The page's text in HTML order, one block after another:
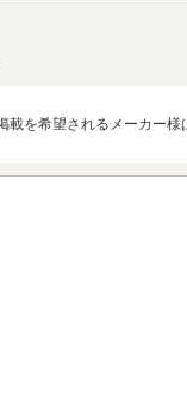
載を希望されるメーカー様